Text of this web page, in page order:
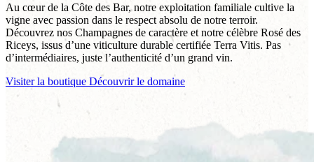
Au cœur de la Côte des Bar, notre exploitation familiale cultive la
vigne avec passion dans le respect absolu de notre terroir.
Découvrez nos Champagnes de caractère et notre célèbre Rosé des
Riceys, issus d’une viticulture durable certifiée Terra Vitis. Pas
d’intermédiaires, juste l’authenticité d’un grand vin.
Visiter la boutique Découvrir le domaine